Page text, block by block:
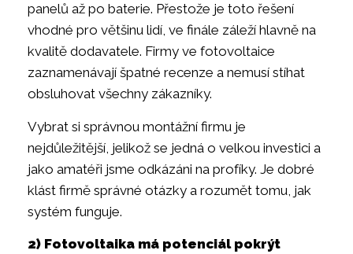
panelů až po baterie. Přestože je toto řešení
vhodné pro většinu lidí, ve finále záleží hlavně na
kvalitě dodavatele. Firmy ve fotovoltaice
zaznamenávají špatné recenze a nemusí stíhat
obsluhovat všechny zákazníky.
Vybrat si správnou montážní firmu je
nejdůležitější, jelikož se jedná o velkou investici a
jako amatéři jsme odkázáni na profíky. Je dobré
klást firmě správné otázky a rozumět tomu, jak
systém funguje.
2) Fotovoltaika má potenciál pokrýt